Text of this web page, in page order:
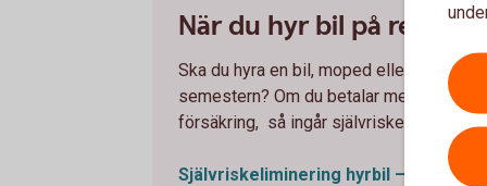
När du hyr bil på resan
Ska du hyra en bil, moped eller vespa
semestern? Om du betalar med
försäkring, så ingår självriskeliminering
Självriskeliminering hyrbil – villkor